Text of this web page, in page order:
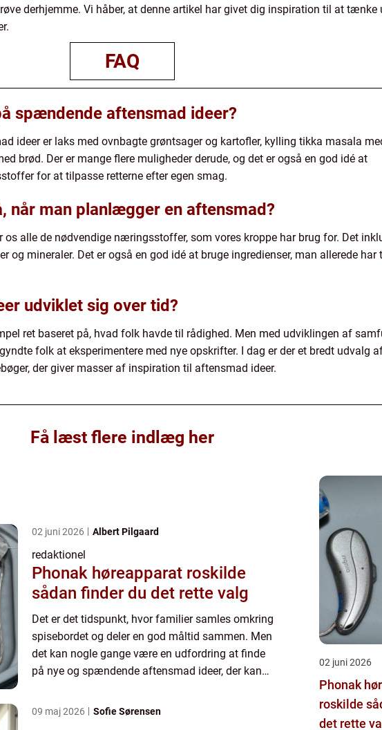
derhjemme. Vi håber, at denne artikel har givet dig inspiration til at tænke
FAQ
spændende aftensmad ideer?
ideer er laks med ovnbagte grøntsager og kartofler, kylling tikka masala
brød. Der er mange flere muligheder derude, og det er også en god idé at
for at tilpasse retterne efter egen smag.
når man planlægger en aftensmad?
alle de nødvendige næringsstoffer, som vores kroppe har brug for. Det
og mineraler. Det er også en god idé at bruge ingredienser, man allerede har
udviklet sig over tid?
ret baseret på, hvad folk havde til rådighed. Men med udviklingen af
folk at eksperimentere med nye opskrifter. I dag er der et bredt udvalg
der giver masser af inspiration til aftensmad ideer.
Få læst flere indlæg her
02 juni 2026 Albert Pilgaard
redaktionel
Phonak høreapparat roskilde
sådan finder du det rette valg
Det er det tidspunkt, hvor familier samles omkring
spisebordet og deler en god måltid sammen. Men
det kan nogle gange være en udfordring at finde
på nye og spændende aftensmad ideer, der kan
uddyb...
09 maj 2026 Sofie Sørensen
02 juni 2026
Phonak
roskilde sådan finder du
det rette